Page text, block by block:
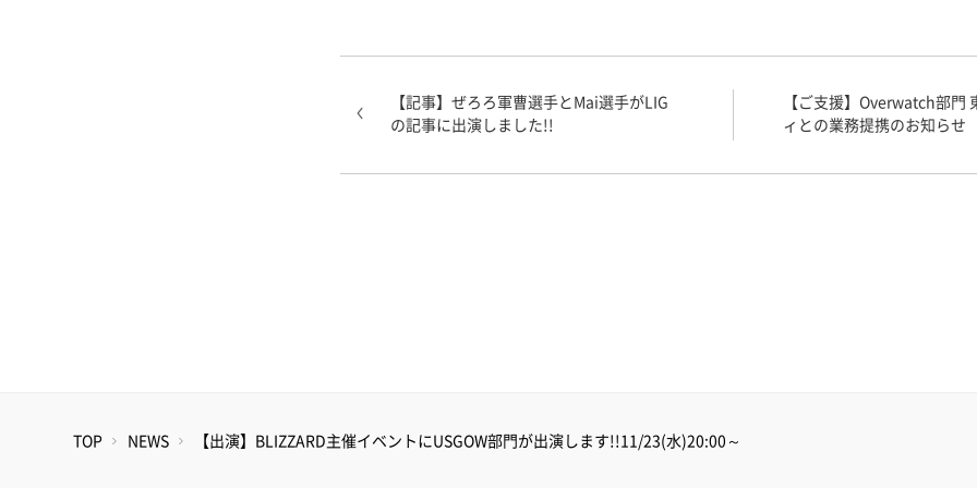
【記事】ぜろろ軍曹選手とMai選手がLIG
の記事に出演しました!!
【ご支援】Overwatch部門
ィとの業務提携のお知らせ
TOP NEWS 【出演】BLIZZARD主催イベントにUSGOW部門が出演します!!11/23(水)20:00～